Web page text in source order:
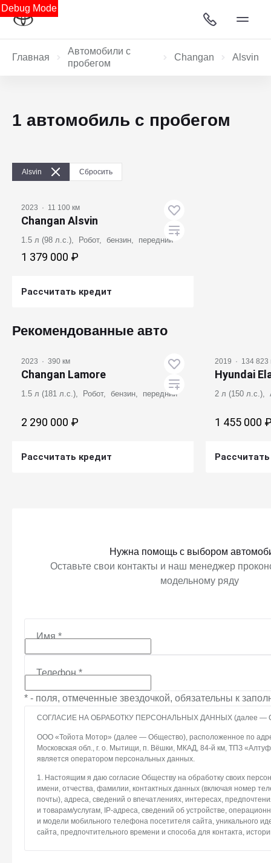
Debug Mode
Главная
Автомобили с
пробегом
Changan Alsvin
1 автомобиль с пробегом
Alsvin Сбросить
2023 · 11 100 км
Changan Alsvin
1.5 л (98 л.с.), Робот, бензин, передний
1 379 000 ₽
Рассчитать кредит
Рекомендованные авто
2023 · 390 км
Changan Lamore
1.5 л (181 л.с.), Робот, бензин, передний
2 290 000 ₽
Рассчитать кредит
2019 · 134 823
Hyundai
2 л (150 л.с.),
1 455 000
Нужна помощь с выбором
Оставьте свои контакты и наш менеджер
модельному ряду
Имя*
Телефон*
* - поля, отмеченные звездочкой, обязательны к
СОГЛАСИЕ НА ОБРАБОТКУ ПЕРСОНАЛЬНЫХ ДАННЫХ (далее —
ООО «Тойота Мотор» (далее — Общество), расположенное по
Московская обл., г. о. Мытищи, п. Вёшки, МКАД, 84-й км, ТПЗ
является оператором персональных данных.
1. Настоящим я даю согласие Обществу на обработку своих
имени, отчества, фамилии, контактных данных (включая номер
почты), адреса, сведений о впечатлениях, интересах,
и товарам/услугам, IP-адреса, сведений об устройстве,
и модели мобильного телефона посетителя сайта, уникального
сайта, предпочтительного времени и способа для контакта,